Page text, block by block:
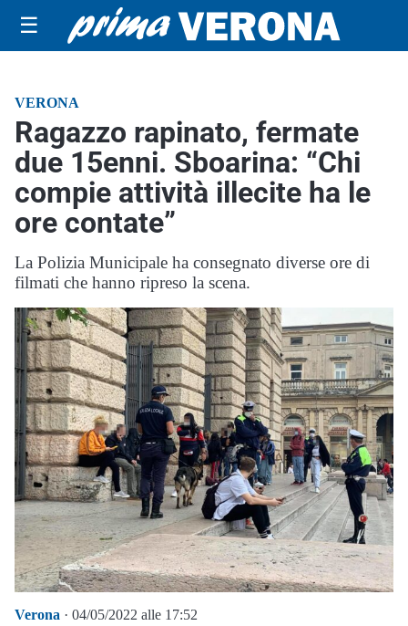
☰
VERONA
Ragazzo rapinato, fermate
due 15enni. Sboarina: “Chi
compie attività illecite ha le
ore contate”
La Polizia Municipale ha consegnato diverse ore di
filmati che hanno ripreso la scena.
Verona · 04/05/2022 alle 17:52